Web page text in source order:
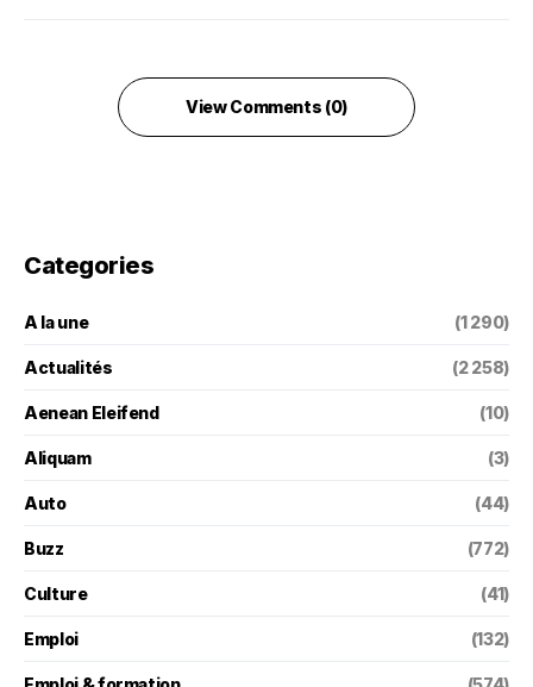
View Comments (0)
Categories
A la une (1 290)
Actualités (2 258)
Aenean Eleifend (10)
Aliquam (3)
Auto (44)
Buzz (772)
Culture (41)
Emploi (132)